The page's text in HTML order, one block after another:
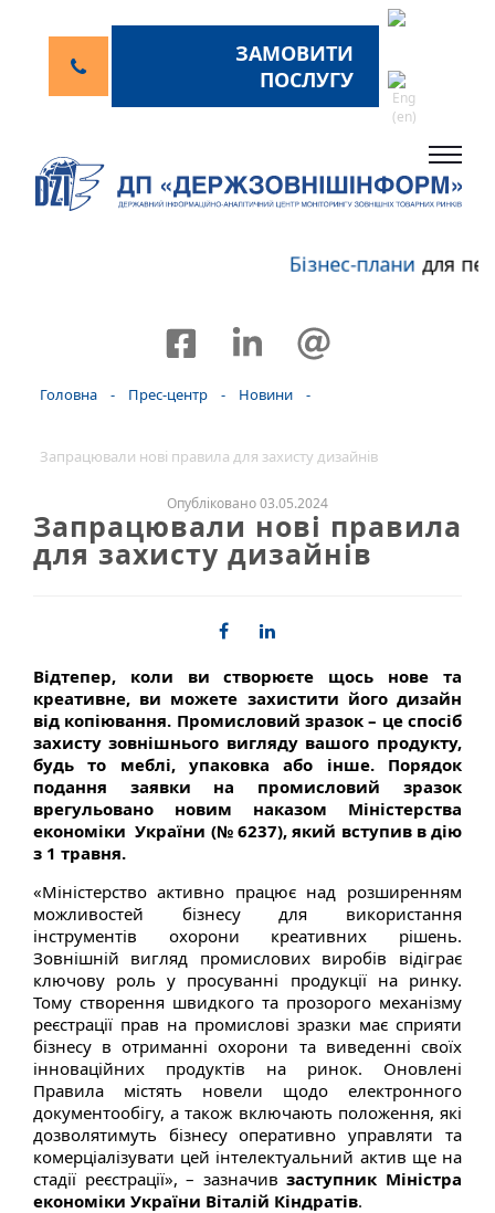
ЗАМОВИТИ
ПОСЛУГУ
Бізнес-планидля
Головна - Прес-центр - Новини -
Запрацювали нові правила для захисту дизайнів
Опубліковано 03.05.2024
Запрацювали нові правила
для захисту дизайнів
Відтепер, коли ви створюєте щось нове та
креативне, ви можете захистити його дизайн
від копіювання. Промисловий зразок – це спосіб
захисту зовнішнього вигляду вашого продукту,
будь то меблі, упаковка або інше. Порядок
подання заявки на промисловий зразок
врегульовано новим наказом Міністерства
економіки України (№ 6237), який вступив в дію
з 1 травня.
«Міністерство активно працює над розширенням
можливостей бізнесу для використання
інструментів охорони креативних рішень.
Зовнішній вигляд промислових виробів відіграє
ключову роль у просуванні продукції на ринку.
Тому створення швидкого та прозорого механізму
реєстрації прав на промислові зразки має сприяти
бізнесу в отриманні охорони та виведенні своїх
інноваційних продуктів на ринок. Оновлені
Правила містять новели щодо електронного
документообігу, а також включають положення, які
дозволятимуть бізнесу оперативно управляти та
комерціалізувати цей інтелектуальний актив ще на
стадії реєстрації», – зазначивзаступник Міністра
економіки України Віталій Кіндратів.